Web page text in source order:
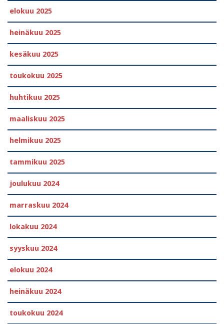
elokuu 2025
heinäkuu 2025
kesäkuu 2025
toukokuu 2025
huhtikuu 2025
maaliskuu 2025
helmikuu 2025
tammikuu 2025
joulukuu 2024
marraskuu 2024
lokakuu 2024
syyskuu 2024
elokuu 2024
heinäkuu 2024
toukokuu 2024